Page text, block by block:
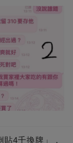
4千換牌」，